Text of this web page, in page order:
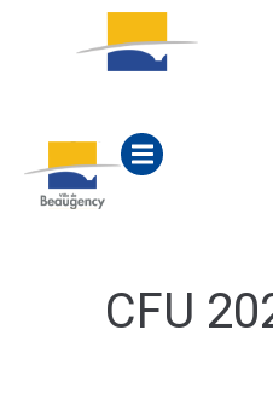
CFU